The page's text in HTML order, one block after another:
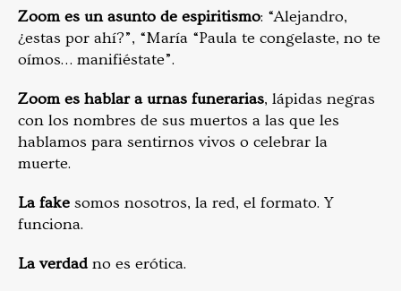
Zoom es un asunto de espiritismo: “Alejandro,
¿estas por ahí?”, “María “Paula te congelaste, no te
oímos… manifiéstate”.
Zoom es hablar a urnas funerarias, lápidas negras
con los nombres de sus muertos a las que les
hablamos para sentirnos vivos o celebrar la
muerte.
La fake somos nosotros, la red, el formato. Y
funciona.
La verdadno es erótica.